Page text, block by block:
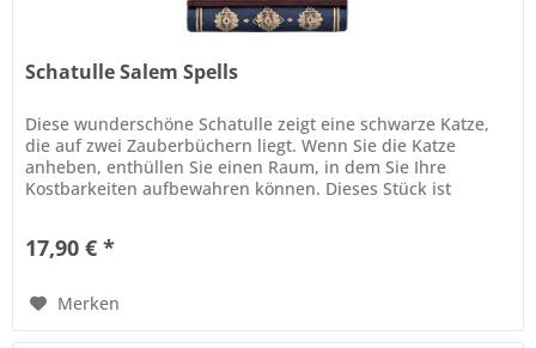
Schatulle Salem Spells
Diese wunderschöne Schatulle zeigt eine schwarze Katze,
die auf zwei Zauberbüchern liegt. Wenn Sie die Katze
anheben, enthüllen Sie einen Raum, in dem Sie Ihre
Kostbarkeiten aufbewahren können. Dieses Stück ist
17,90 € *
Merken